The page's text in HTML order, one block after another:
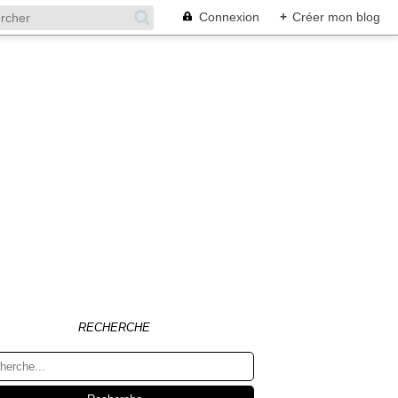
Connexion + Créer mon blog
RECHERCHE